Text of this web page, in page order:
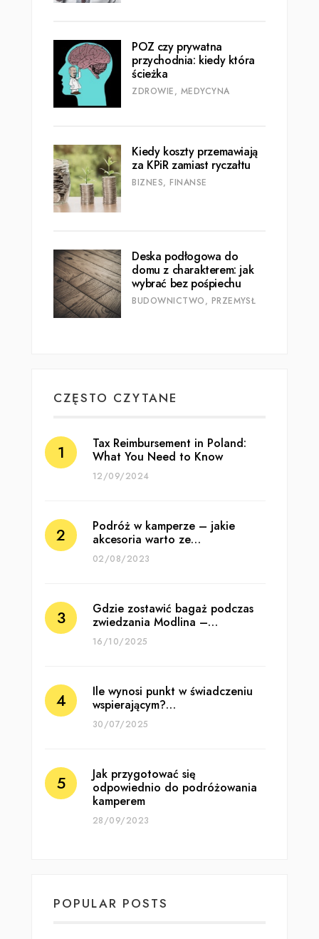
POZ czy prywatna
przychodnia: kiedy która
ścieżka
ZDROWIE, MEDYCYNA
Kiedy koszty przemawiają
za KPiR zamiast ryczałtu
BIZNES, FINANSE
Deska podłogowa do
domu z charakterem: jak
wybrać bez pośpiechu
BUDOWNICTWO, PRZEMYSŁ
CZĘSTO CZYTANE
Tax Reimbursement in Poland:
What You Need to Know
12/09/2024
Podróż w kamperze – jakie
akcesoria warto ze…
02/08/2023
Gdzie zostawić bagaż podczas
zwiedzania Modlina –…
16/10/2025
Ile wynosi punkt w świadczeniu
wspierającym?…
30/07/2025
Jak przygotować się
odpowiednio do podróżowania
kamperem
28/09/2023
POPULAR POSTS